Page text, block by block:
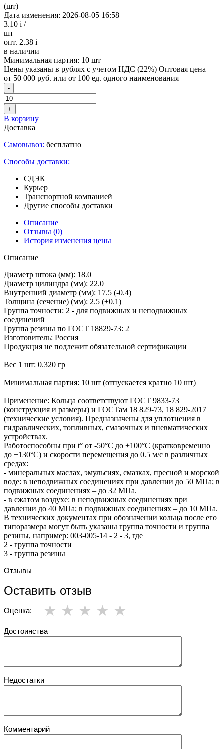
(шт)
Дата изменения: 2026-08-05 16:58
3.10 i /
шт
опт. 2.38 i
в наличии
Минимальная партия: 10 шт
Цены указаны в рублях с учетом НДС (22%) Оптовая цена —
от 50 000 руб. или от 100 ед. одного наименования
-
+
В корзину
Доставка
Самовывоз: бесплатно
Способы доставки:
СДЭК
Курьер
Транспортной компанией
Другие способы доставки
Описание
Отзывы (0)
История изменения цены
Описание
Диаметр штока (мм): 18.0
Диаметр цилиндра (мм): 22.0
Внутренний диаметр (мм): 17.5 (-0.4)
Толщина (сечение) (мм): 2.5 (±0.1)
Группа точности: 2 - для подвижных и неподвижных
соединений
Группа резины по ГОСТ 18829-73: 2
Изготовитель: Россия
Продукция не подлежит обязательной сертификации
Вес 1 шт: 0.320 гр
Минимальная партия: 10 шт (отпускается кратно 10 шт)
Применение: Кольца соответствуют ГОСТ 9833-73
(конструкция и размеры) и ГОСТам 18 829-73, 18 829-2017
(технические условия). Предназначены для уплотнения в
гидравлических, топливных, смазочных и пневматических
устройствах.
Работоспособны при t° от -50°С до +100°С (кратковременно
до +130°С) и скорости перемещения до 0.5 м/с в различных
средах:
- минеральных маслах, эмульсиях, смазках, пресной и морской
воде: в неподвижных соединениях при давлении до 50 МПа; в
подвижных соединениях – до 32 МПа.
- в сжатом воздухе: в неподвижных соединениях при
давлении до 40 МПа; в подвижных соединениях – до 10 МПа.
В технических документах при обозначении кольца после его
типоразмера могут быть указаны группа точности и группа
резины, например: 003-005-14 - 2 - 3, где
2 - группа точности
3 - группа резины
Отзывы
Оставить отзыв
Оценка:
Достоинства
Недостатки
Комментарий